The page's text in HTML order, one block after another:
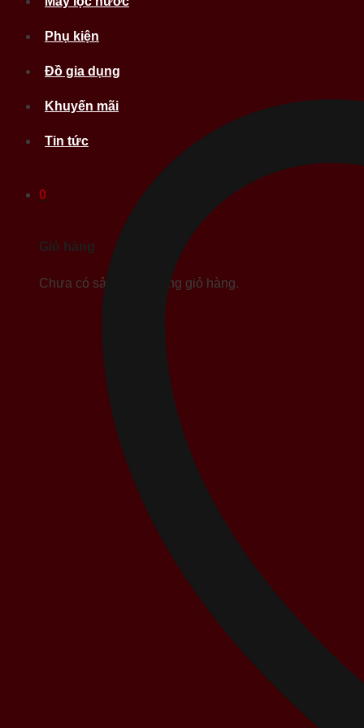
Phụ kiện
Đồ gia dụng
Khuyến mãi
Tin tức
0
Giỏ hàng
Chưa có sản phẩm trong giỏ hàng.